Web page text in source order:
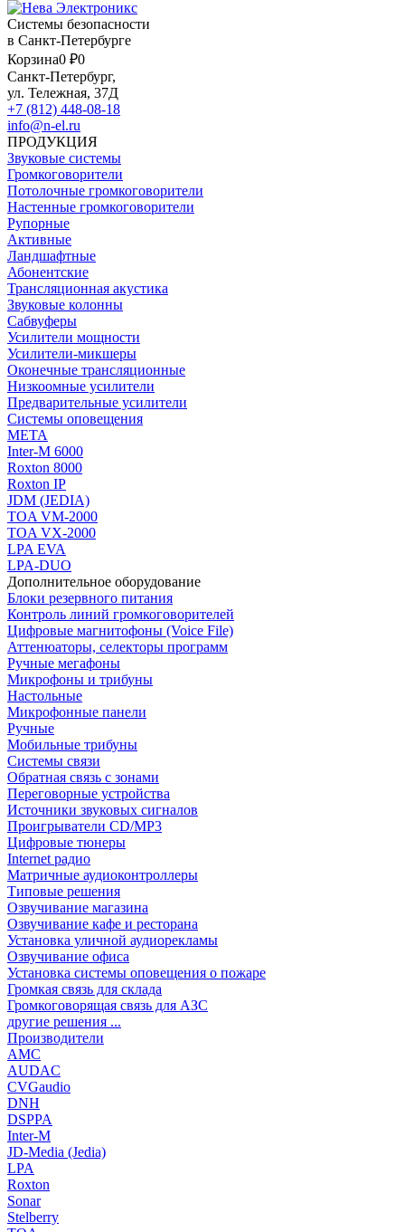
Системы безопасности
в Санкт-Петербурге
Корзина0 ₽0
Санкт-Петербург,
ул. Тележная, 37Д
+7 (812) 448-08-18
info@n-el.ru
ПРОДУКЦИЯ
Звуковые системы
Громкоговорители
Потолочные громкоговорители
Настенные громкоговорители
Рупорные
Активные
Ландшафтные
Абонентские
Трансляционная акустика
Звуковые колонны
Сабвуферы
Усилители мощности
Усилители-микшеры
Оконечные трансляционные
Низкоомные усилители
Предварительные усилители
Системы оповещения
МЕТА
Inter-M 6000
Roxton 8000
Roxton IP
JDM (JEDIA)
TOA VM-2000
TOA VX-2000
LPA EVA
LPA-DUO
Дополнительное оборудование
Блоки резервного питания
Контроль линий громкоговорителей
Цифровые магнитофоны (Voice File)
Аттенюаторы, селекторы программ
Ручные мегафоны
Микрофоны и трибуны
Настольные
Микрофонные панели
Ручные
Мобильные трибуны
Системы связи
Обратная связь с зонами
Переговорные устройства
Источники звуковых сигналов
Проигрыватели CD/MP3
Цифровые тюнеры
Internet радио
Матричные аудиоконтроллеры
Типовые решения
Озвучивание магазина
Озвучивание кафе и ресторана
Установка уличной аудиорекламы
Озвучивание офиса
Установка системы оповещения о пожаре
Громкая связь для склада
Громкоговорящая связь для АЗС
другие решения ...
Производители
AMC
AUDAC
CVGaudio
DNH
DSPPA
Inter-M
JD-Media (Jedia)
LPA
Roxton
Sonar
Stelberry